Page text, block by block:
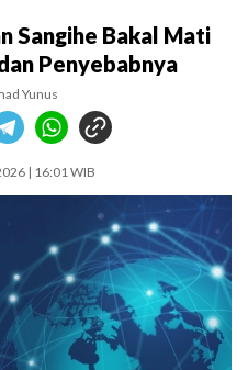
Sangihe Bakal Mati
Penyebabnya
Yunus
| 16:01 WIB